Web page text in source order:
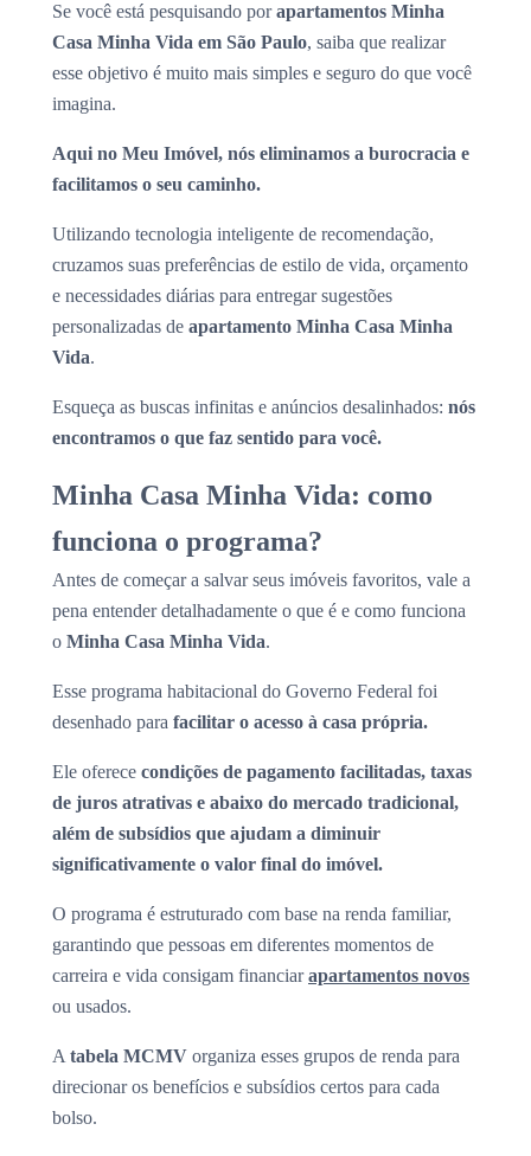
Se você está pesquisando porapartamentos Minha
Casa Minha Vida em São Paulo, saiba que realizar
esse objetivo é muito mais simples e seguro do que você
imagina.
Aqui no Meu Imóvel, nós eliminamos a burocracia e
facilitamos o seu caminho.
Utilizando tecnologia inteligente de recomendação,
cruzamos suas preferências de estilo de vida, orçamento
e necessidades diárias para entregar sugestões
personalizadas de apartamento Minha Casa Minha
Vida.
Esqueça as buscas infinitas e anúncios desalinhados: nós
encontramos o que faz sentido para você.
Minha Casa Minha Vida: como
funciona o programa?
Antes de começar a salvar seus imóveis favoritos, vale a
pena entender detalhadamente o que é e como funciona
o Minha Casa Minha Vida.
Esse programa habitacional do Governo Federal foi
desenhado para facilitar o acesso à casa própria.
Ele oferece condições de pagamento facilitadas, taxas
de juros atrativas e abaixo do mercado tradicional,
além de subsídios que ajudam a diminuir
significativamente o valor final do imóvel.
O programa é estruturado com base na renda familiar,
garantindo que pessoas em diferentes momentos de
carreira e vida consigam financiarapartamentos novos
ou usados.
A tabela MCMV organiza esses grupos de renda para
direcionar os benefícios e subsídios certos para cada
bolso.